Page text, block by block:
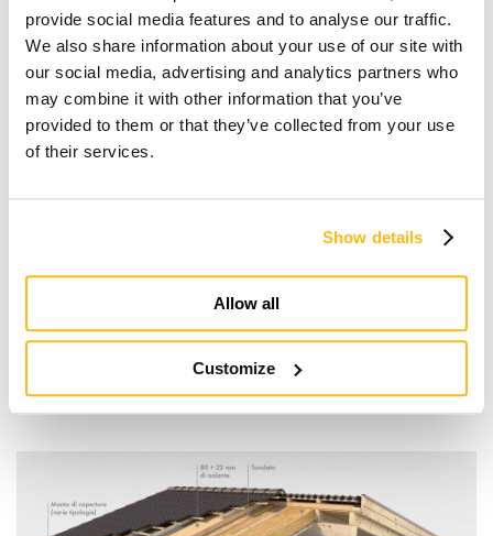
provide social media features and to analyse our traffic.
We also share information about your use of our site with
our social media, advertising and analytics partners who
may combine it with other information that you’ve
provided to them or that they’ve collected from your use
of their services.
Show details
Allow all
Customize
controsoffittato
VALORE U: 0,12 W/m2K
REI: 30 - 120
Anche con questa tipologia di copertura si può
locali con altezze interne variabili, particolarmente
del sistema strutturale intelaiato, che integra parte del
pacchetto isolante, si riduce lo spessore complessivo